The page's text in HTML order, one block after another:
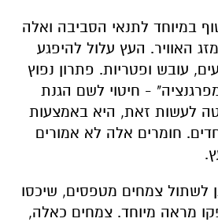
במיוחד לתנאי הסביבה ואלה
האוויר. העץ עלול להיפגע
עובש ופטריות. פתרון נפוץ
- חיטוי לשם הגנת
לעשות זאת, היא באמצעות
חומרים אלה לא אמורים
לשתול צמחים מטפסים, שיכסו
מראה מיוחד. צמחים כאלה,